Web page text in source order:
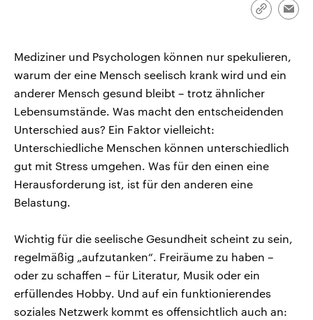
und Kandidaten der anstehenden
Wahl.
aktuelle Weltgeschehen.
Audio-Archiv
Link
Mediziner und Psychologen können nur spekulieren,
warum der eine Mensch seelisch krank wird und ein
anderer Mensch gesund bleibt – trotz ähnlicher
Lebensumstände. Was macht den entscheidenden
Unterschied aus? Ein Faktor vielleicht:
Unterschiedliche Menschen können unterschiedlich
gut mit Stress umgehen. Was für den einen eine
Herausforderung ist, ist für den anderen eine
Belastung.
Wichtig für die seelische Gesundheit scheint zu sein,
regelmäßig „aufzutanken“. Freiräume zu haben –
oder zu schaffen – für Literatur, Musik oder ein
erfüllendes Hobby. Und auf ein funktionierendes
soziales Netzwerk kommt es offensichtlich auch an: